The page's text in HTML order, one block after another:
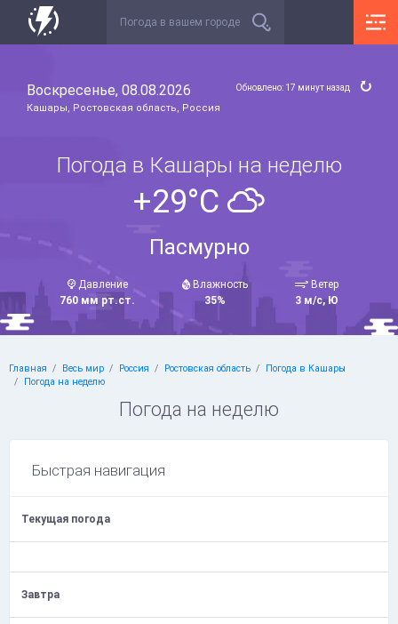
Воскресенье, 08.08.2026
Кашары, Ростовская область, Россия
Обновлено: 17 минут назад
Погода в Кашары на неделю
+29°C
Пасмурно
Давление
760 мм рт.ст.
Влажность
35%
Ветер
3 м/с, Ю
Главная Весь мир Россия Ростовская область
Погода в Кашары
Погода на неделю
Погода на неделю
Быстрая навигация
Текущая погода
Завтра